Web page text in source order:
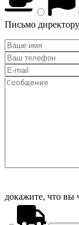
Письмо директору
докажите, что вы